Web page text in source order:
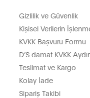
Gizlilik ve Güvenlik
Kişisel Verilerin
KVKK Başvuru Formu
D’S damat KVKK
Teslimat ve Kargo
Kolay İade
Sipariş Takibi